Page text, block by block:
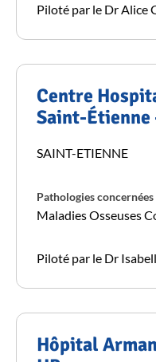
Piloté par le Dr Alice
Centre
Saint-
SAINT-ETIENNE
Pathologies concernées
Maladies Osseuses
Piloté par le Dr
Hôpital